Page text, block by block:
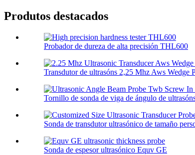
Produtos destacados
Probador de dureza de alta precisión THL600
Transdutor de ultrasóns 2,25 Mhz Aws Wedge
Tornillo de sonda de viga de ángulo de
Sonda de transdutor ultrasónico de tamaño
Sonda de espesor ultrasónico Equv GE